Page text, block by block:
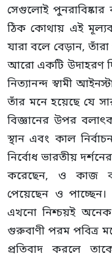
সেগুলোই
ঠিক কোথায় এই
যারা বলে বেড়ান,
আরো একটি উদাহরণ
নিত্যানন্দ স্বামী
তাঁর মনে হয়েছে যে
বিজ্ঞানের উপর
স্থান এবং কাল
নির্বোধ ভারতীয়
করেছেন, ও কাজ
পেয়েছেন ও পাচ্ছেন।
এখনো নিশ্চয়ই অনেক
গুরুবাণী পরম পবিত্র
প্রতিবাদ করলে